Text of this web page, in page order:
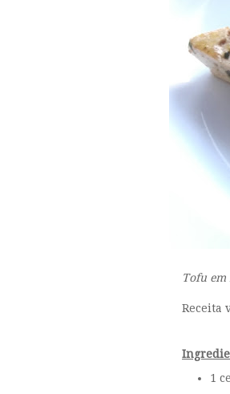
Tofu
Receita
1